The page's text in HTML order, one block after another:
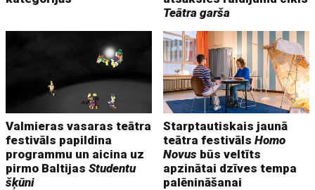
Teātra garša
Valmieras vasaras teātra
festivāls papildina
programmu un aicina uz
pirmo BaltijasStudentu
šķūni
Starptautiskais jaunā
teātra festivālsHomo
Novus būs veltīts
apzinātai dzīves tempa
palēnināšanai